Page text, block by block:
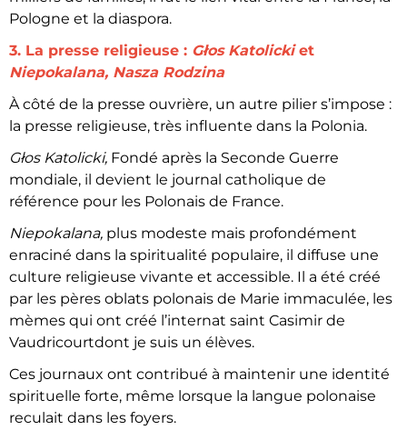
Pologne et la diaspora.
3. La presse religieuse : Głos Katolickiet
Niepokalana, Nasza Rodzina
À côté de la presse ouvrière, un autre pilier s’impose :
la presse religieuse, très influente dans la Polonia.
Głos Katolicki, Fondé après la Seconde Guerre
mondiale, il devient le journal catholique de
référence pour les Polonais de France.
Niepokalana, plus modeste mais profondément
enraciné dans la spiritualité populaire, il diffuse une
culture religieuse vivante et accessible. Il a été créé
par les pères oblats polonais de Marie immaculée, les
mèmes qui ont créé l’internat saint Casimir de
Vaudricourtdont je suis un élèves.
Ces journaux ont contribué à maintenir une identité
spirituelle forte, même lorsque la langue polonaise
reculait dans les foyers.